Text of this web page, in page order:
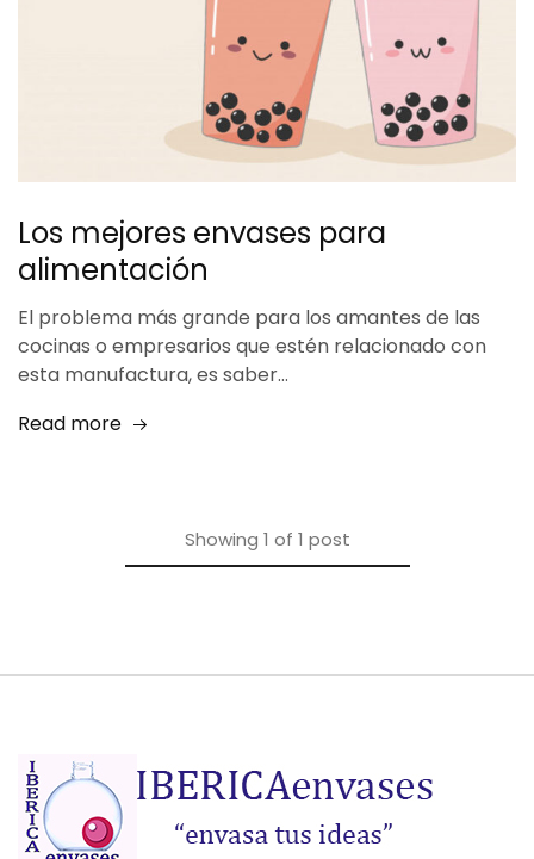
Los mejores envases para
alimentación
El problema más grande para los amantes de las
cocinas o empresarios que estén relacionado con
esta manufactura, es saber…
Read more
Showing 1 of 1 post